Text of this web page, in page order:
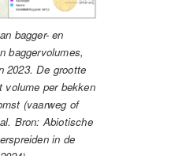
bagger- en
baggervolumes,
2023. De grootte
volume per bekken
(vaarweg of
Bron: Abiotische
in de